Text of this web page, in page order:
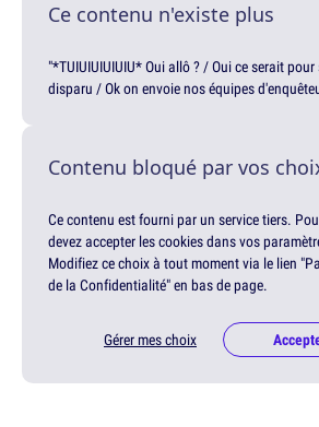
Ce contenu n'existe plus
"*TUIUIUIUIUIU* Oui allô ? / Oui ce serait
disparu / Ok on envoie nos équipes
Contenu bloqué par vos
Ce contenu est fourni par un service tiers.
devez accepter les cookies dans vos
Modifiez ce choix à tout moment via le lien
de la Confidentialité" en bas de page.
Gérer mes choix